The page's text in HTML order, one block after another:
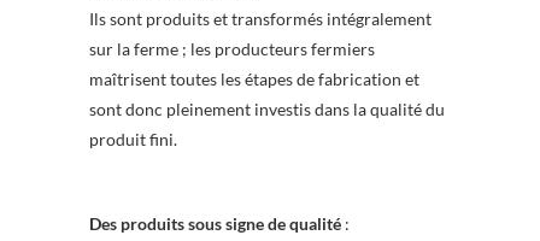
Ils sont produits et transformés intégralement
sur la ferme ; les producteurs fermiers
maîtrisent toutes les étapes de fabrication et
sont donc pleinement investis dans la qualité du
produit fini.
Des produits sous signe de qualité :